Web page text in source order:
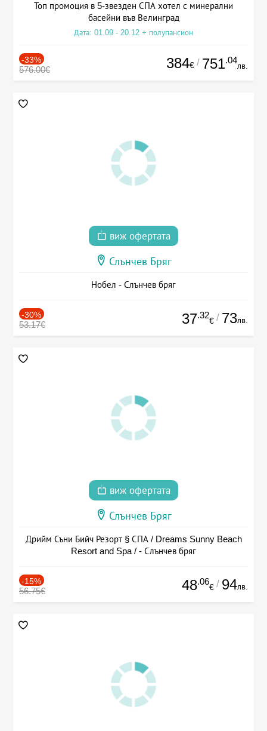
Топ промоция в 5-звезден СПА хотел с минерални
басейни във Велинград
Дата: 01.09 - 20.12 + полупансион
-33%
576.00€ 384€ / 751.04
лв.
виж офертата
Слънчев Бряг
Нобел - Слънчев бряг
-30%
53.17€ 37.32
€ / 73лв.
виж офертата
Слънчев Бряг
Дрийм Съни Бийч Резорт § СПА / Dreams Sunny Beach
Resort and Spa / - Слънчев бряг
-15%
56.75€ 48.06
€ / 94лв.